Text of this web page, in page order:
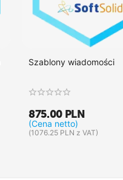
Szablony wiadomości
875.00 PLN
(Cena netto)
(1076.25 PLN z VAT)